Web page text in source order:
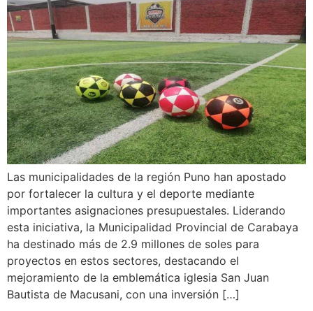
Las municipalidades de la región Puno han apostado
por fortalecer la cultura y el deporte mediante
importantes asignaciones presupuestales. Liderando
esta iniciativa, la Municipalidad Provincial de Carabaya
ha destinado más de 2.9 millones de soles para
proyectos en estos sectores, destacando el
mejoramiento de la emblemática iglesia San Juan
Bautista de Macusani, con una inversión […]